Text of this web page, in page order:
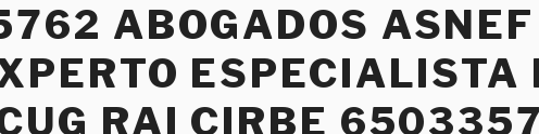
ABOGADOS
ESPECIALISTA
RAI CIRBE